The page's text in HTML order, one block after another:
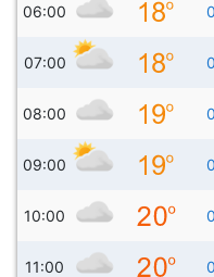
06:00
07:00
08:00
09:00
10:00
11:00